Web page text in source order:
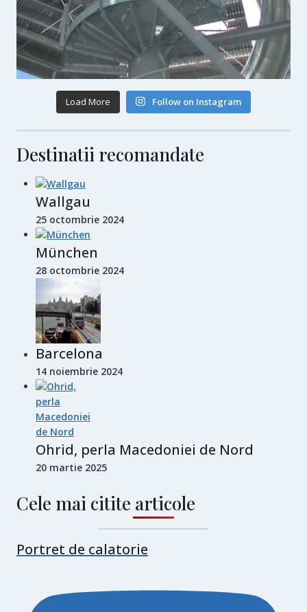
Load More Follow on Instagram
Destinatii recomandate
Wallgau
25 octombrie 2024
München
28 octombrie 2024
Barcelona
14 noiembrie 2024
Ohrid, perla Macedoniei de Nord
20 martie 2025
Cele mai citite articole
Portret de calatorie